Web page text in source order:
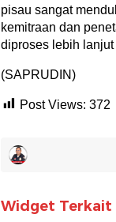
pisau sangat
kemitraan dan
diproses lebih
(SAPRUDIN)
Post Views: 372
Widget Terkait